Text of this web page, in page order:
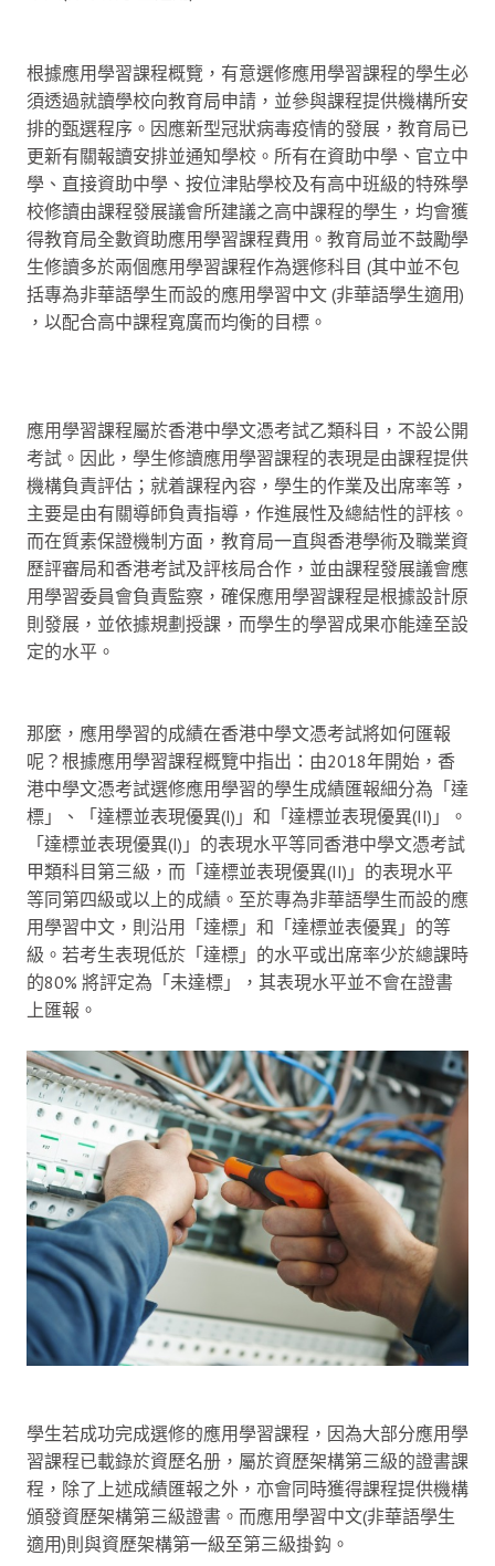
根據應用學習課程概覽，有意選修應用學習課程的學生必
須透過就讀學校向教育局申請，並參與課程提供機構所安
排的甄選程序。因應新型冠狀病毒疫情的發展，教育局已
更新有關報讀安排並通知學校。所有在資助中學、官立中
學、直接資助中學、按位津貼學校及有高中班級的特殊學
校修讀由課程發展議會所建議之高中課程的學生，均會獲
得教育局全數資助應用學習課程費用。教育局並不鼓勵學
生修讀多於兩個應用學習課程作為選修科目 (其中並不包
括專為非華語學生而設的應用學習中文 (非華語學生適用)
，以配合高中課程寬廣而均衡的目標。
應用學習課程屬於香港中學文憑考試乙類科目，不設公開
考試。因此，學生修讀應用學習課程的表現是由課程提供
機構負責評估；就着課程內容，學生的作業及出席率等，
主要是由有關導師負責指導，作進展性及總結性的評核。
而在質素保證機制方面，教育局一直與香港學術及職業資
歷評審局和香港考試及評核局合作，並由課程發展議會應
用學習委員會負責監察，確保應用學習課程是根據設計原
則發展，並依據規劃授課，而學生的學習成果亦能達至設
定的水平。
那麼，應用學習的成績在香港中學文憑考試將如何匯報
呢？根據應用學習課程概覽中指出：由2018年開始，香
港中學文憑考試選修應用學習的學生成績匯報細分為「達
標」、「達標並表現優異(I)」和「達標並表現優異(II)」。
「達標並表現優異(I)」的表現水平等同香港中學文憑考試
甲類科目第三級，而「達標並表現優異(II)」的表現水平
等同第四級或以上的成績。至於專為非華語學生而設的應
用學習中文，則沿用「達標」和「達標並表優異」的等
級。若考生表現低於「達標」的水平或出席率少於總課時
的80% 將評定為「未達標」，其表現水平並不會在證書
上匯報。
學生若成功完成選修的應用學習課程，因為大部分應用學
習課程已載錄於資歷名册，屬於資歷架構第三級的證書課
程，除了上述成績匯報之外，亦會同時獲得課程提供機構
頒發資歷架構第三級證書。而應用學習中文(非華語學生
適用)則與資歷架構第一級至第三級掛鈎。